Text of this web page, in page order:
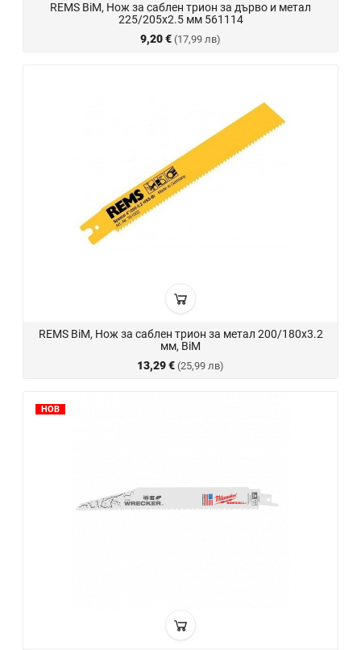
REMS BiM, Нож за саблен трион за дърво и метал
225/205х2.5 мм 561114
9,20 € (17,99 лв)
REMS BiM, Нож за саблен трион за метал 200/180х3.2
мм, BiM
13,29 € (25,99 лв)
НОВ